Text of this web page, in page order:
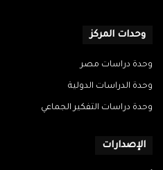
وحدات المركز
وحدة دراسات مصر
وحدة الدراسات الدولية
وحدة دراسات التفكير الجماعي
الإصدارات